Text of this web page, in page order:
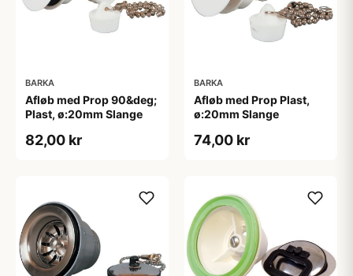
BARKA
Afløb med Prop 90&deg;
Plast, ø:20mm Slange
82,00 kr
BARKA
Afløb med Prop Plast,
ø:20mm Slange
74,00 kr